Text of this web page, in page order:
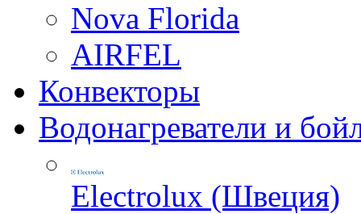
Nova Florida
AIRFEL
Конвекторы
Водонагреватели и
Electrolux (Швеция)